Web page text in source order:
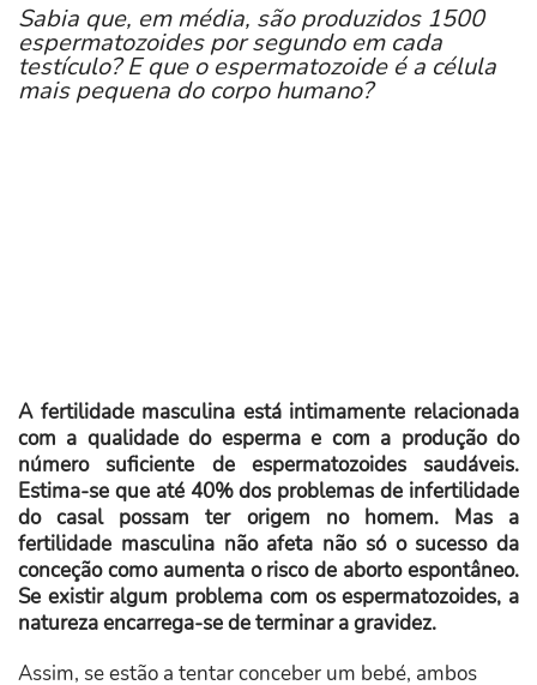
Sabia que, em média, são produzidos 1500
espermatozoides por segundo em cada
testículo? E que o espermatozoide é a célula
mais pequena do corpo humano?
A fertilidade masculina está intimamente relacionada
com a qualidade do esperma e com a produção do
número suficiente de espermatozoides saudáveis.
Estima-se que até 40% dos problemas de infertilidade
do casal possam ter origem no homem. Mas a
fertilidade masculina não afeta não só o sucesso da
conceção como aumenta o risco de aborto espontâneo.
Se existir algum problema com os espermatozoides, a
natureza encarrega-se de terminar a gravidez.
Assim, se estão a tentar conceber um bebé, ambos